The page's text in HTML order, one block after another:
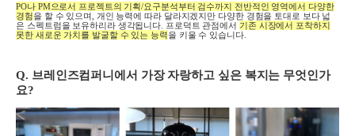
PO나PM으로서 프로젝트의 기획/요구분석부터 검수까지 전반적인 영역에서 다양한
경험을 할 수 있으며
개인 능력에 따라 달라지겠지만 다양한 경험을 토대로 보다 넓
은 스펙트럼을 보유하리라 생각됩니다 프로덕트 관점에서 기존 시장에서 포착하지
못한 새로운 가치를 발굴할 수 있는 능력을 키울 수 있습니다.
Q. 브레인즈컴퍼니에서 가장 자랑하고 싶은 복지는 무엇인가
요?